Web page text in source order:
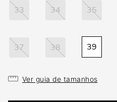
33 34 35
37 38 39
Ver guia de tamanhos